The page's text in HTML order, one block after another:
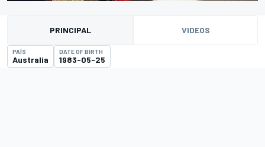
PRINCIPAL VIDEOS
PAÍS
Australia
DATE OF BIRTH
1983-05-25